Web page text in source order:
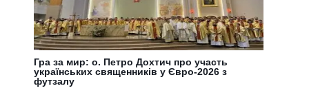
Гра за мир: о. Петро Дохтич про участь
українських священників у Євро-2026 з
футзалу